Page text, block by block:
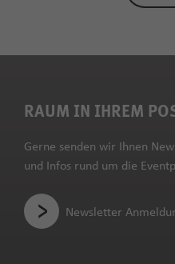
RAUM IN IHREM
Gerne senden wir Ihnen
und Infos rund um die
Newsletter